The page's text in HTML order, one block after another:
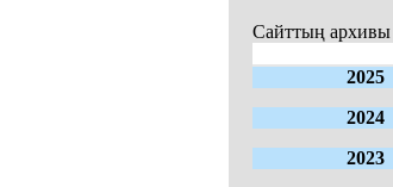
Сайттың архивы
2025
2024
2023